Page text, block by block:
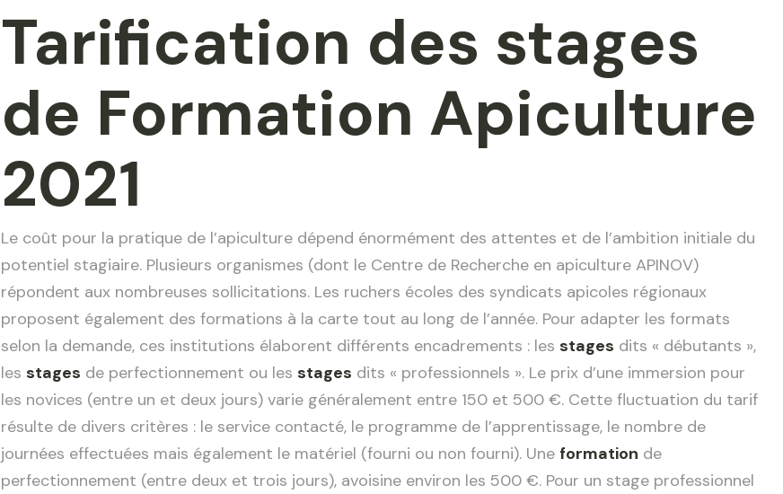
Tarification des stages
de Formation Apiculture
2021
Le coût pour la pratique de l’apiculture dépend énormément des attentes et de l’ambition initiale du
potentiel stagiaire. Plusieurs organismes (dont le Centre de Recherche en apiculture APINOV)
répondent aux nombreuses sollicitations. Les ruchers écoles des syndicats apicoles régionaux
proposent également des formations à la carte tout au long de l’année. Pour adapter les formats
selon la demande, ces institutions élaborent différents encadrements : lesstages dits « débutants »,
lesstages de perfectionnement ou lesstages dits « professionnels ». Le prix d’une immersion pour
les novices (entre un et deux jours) varie généralement entre 150 et 500 €. Cette fluctuation du tarif
résulte de divers critères : le service contacté, le programme de l’apprentissage, le nombre de
journées effectuées mais également le matériel (fourni ou non fourni). Une formation de
perfectionnement (entre deux et trois jours), avoisine environ les 500 €. Pour un stage professionnel